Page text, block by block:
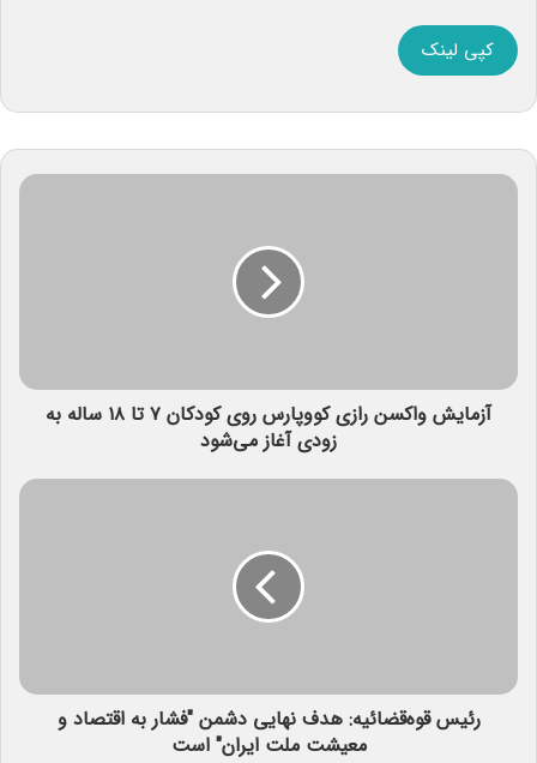
کپی لینک
آزمایش واکسن رازی کووپارس روی کودکان ۷ تا ۱۸ ساله به
زودی آغاز می‌شود
رئیس قوه‌قضائیه: هدف نهایی دشمن "فشار به اقتصاد و
معیشت ملت ایران" است